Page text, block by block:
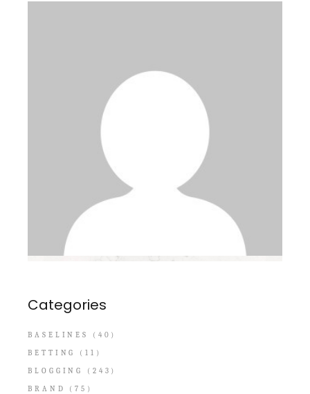
Categories
BASELINES
(40)
BETTING
(11)
BLOGGING
(243)
BRAND
(75)